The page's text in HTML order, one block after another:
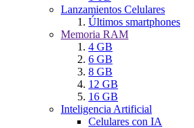
Lanzamientos Celulares
Últimos smartphones
Memoria RAM
4 GB
6 GB
8 GB
12 GB
16 GB
Inteligencia Artificial
Celulares con IA